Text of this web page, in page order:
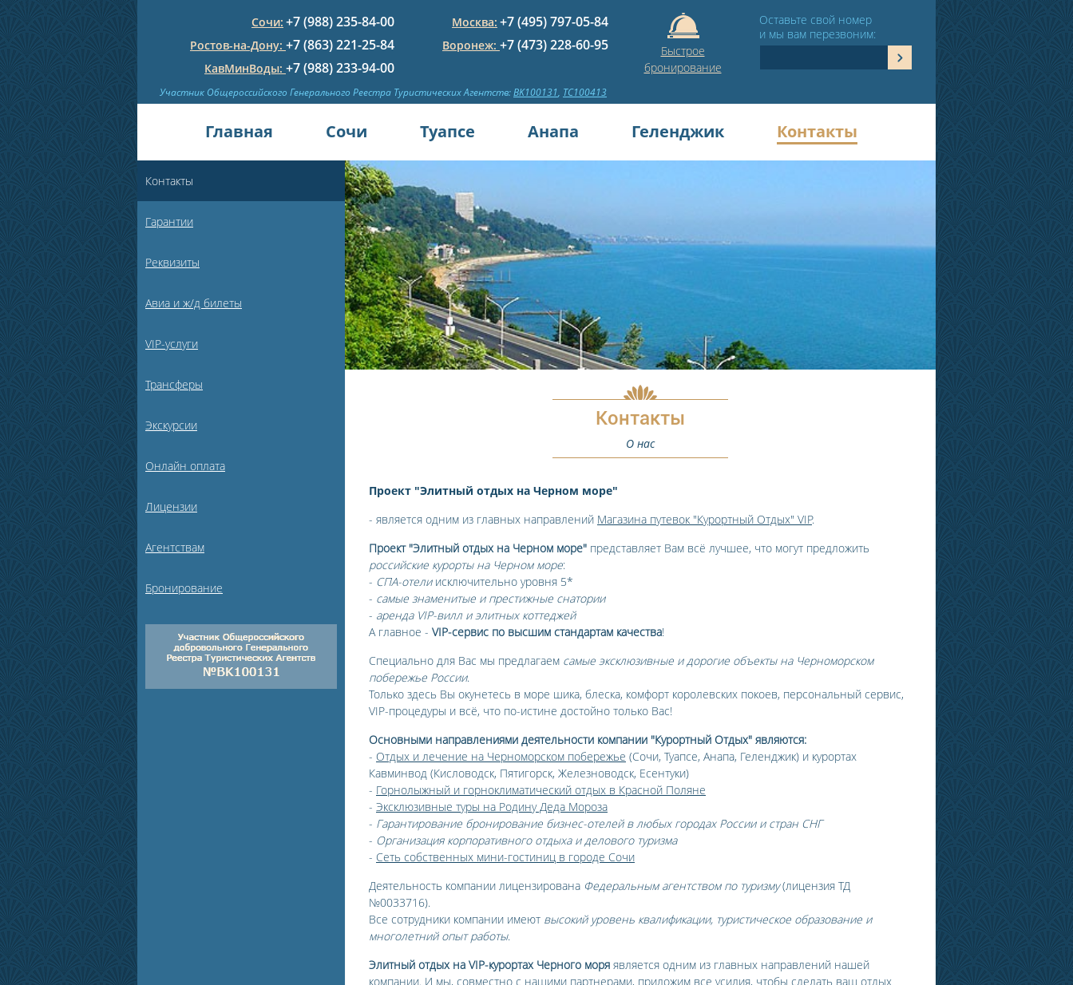
Москва: +7 (495) 797-05-84
Воронеж: +7 (473) 228-60-95
Сочи: +7 (988) 235-84-00
Ростов-на-Дону: +7 (863) 221-25-84
КавМинВоды: +7 (988) 233-94-00
Участник Общероссийского Генерального Реестра Туристических Агентств: BK100131, TC100413
Быстрое
бронирование
Оставьте свой номер
и мы вам перезвоним:
Главная Сочи Туапсе Анапа Геленджик Контакты
Контакты
Гарантии
Реквизиты
Авиа и ж/д билеты
VIP-услуги
Трансферы
Экскурсии
Онлайн оплата
Лицензии
Агентствам
Бронирование
Контакты
О нас
Проект "Элитный отдых на Черном море"
- является одним из главных направлений Магазина путевок "Курортный Отдых" VIP.
Проект "Элитный отдых на Черном море" представляет Вам всё лучшее, что могут предложить
российские курорты на Черном море:
- СПА-отелиисключительно уровня 5*
- самые знаменитые и престижные снатории
- аренда VIP-вилл и элитных коттеджей
А главное - VIP-сервис по высшим стандартам качества!
Специально для Вас мы предлагаем самые эксклюзивные и дорогие объекты на Черноморском
побережье России.
Только здесь Вы окунетесь в море шика, блеска, комфорт королевских покоев, персональный сервис,
VIP-процедуры и всё, что по-истине достойно только Вас!
Основными направлениями деятельности компании "Курортный Отдых" являются:
- Отдых и лечение на Черноморском побережье (Сочи, Туапсе, Анапа, Геленджик) и курортах
Кавминвод (Кисловодск, Пятигорск, Железноводск, Есентуки)
- Горнолыжный и горноклиматический отдых в Красной Поляне
- Эксклюзивные туры на Родину Деда Мороза
- Гарантирование бронирование бизнес-отелей в любых городах России и стран СНГ
- Организация корпоративного отдыха и делового туризма
- Сеть собственных мини-гостиниц в городе Сочи
Деятельность компании лицензирована Федеральным агентством по туризму(лицензия ТД
№0033716).
Все сотрудники компании имеют высокий уровень квалификации, туристическое образование и
многолетний опыт работы.
Элитный отдых на VIP-курортах Черного моря является одним из главных направлений нашей
компании. И мы, совместно с нашими партнерами, приложим все усилия, чтобы сделать ваш отдых